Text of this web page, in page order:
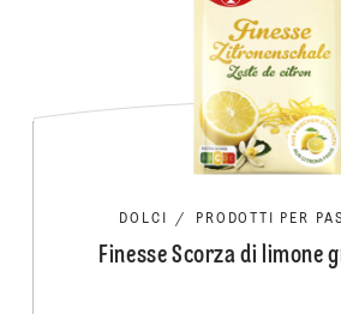
DOLCI / PRODOTTI PER
Finesse Scorza di limone